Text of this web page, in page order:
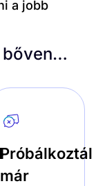
a jobb
bőven…
Próbálkoztál
már